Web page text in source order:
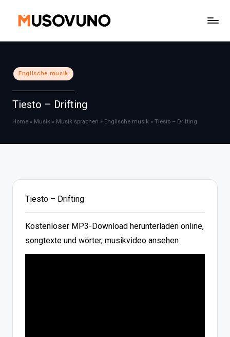
Posted
in
Englische musik
Tiesto – Drifting
Home » Musik » Musik sprachen » Englische musik » Tiesto – Drifting
Tiesto – Drifting
Kostenloser MP3-Download herunterladen online,
songtexte und wörter, musikvideo ansehen